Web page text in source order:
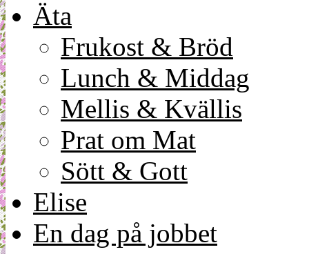
Äta
Frukost & Bröd
Lunch & Middag
Mellis & Kvällis
Prat om Mat
Sött & Gott
Elise
En dag på jobbet